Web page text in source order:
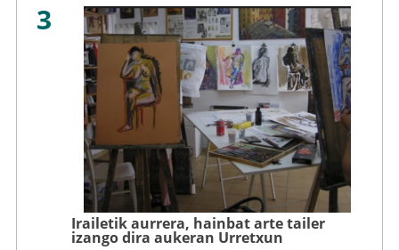
3
Irailetik aurrera, hainbat arte tailer
izango dira aukeran Urretxun